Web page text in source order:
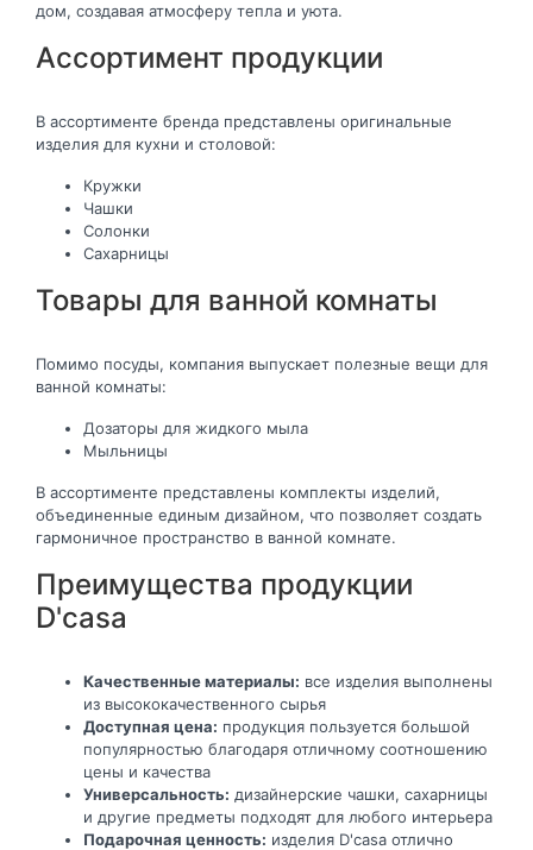
дом, создавая атмосферу тепла и уюта.
Ассортимент продукции
В ассортименте бренда представлены оригинальные
изделия для кухни и столовой:
Кружки
Чашки
Солонки
Сахарницы
Товары для ванной комнаты
Помимо посуды, компания выпускает полезные вещи для
ванной комнаты:
Дозаторы для жидкого мыла
Мыльницы
В ассортименте представлены комплекты изделий,
объединенные единым дизайном, что позволяет создать
гармоничное пространство в ванной комнате.
Преимущества продукции
D'casa
Качественные материалы: все изделия выполнены
из высококачественного сырья
Доступная цена: продукция пользуется большой
популярностью благодаря отличному соотношению
цены и качества
Универсальность: дизайнерские чашки, сахарницы
и другие предметы подходят для любого интерьера
Подарочная ценность: изделия D'casa отлично